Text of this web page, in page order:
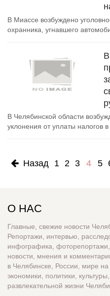
В Миассе возбуждено
охранника, угнавшего
В Челябинской области
уклонения от уплаты налогов в
Назад 1 2 3 4 5
О НАС
Главные, свежие новости
Репортажи, интервью,
инфографика,
новости, мнения и
в Челябинске, России, мире
экономики, политики,
развлекательной жизни